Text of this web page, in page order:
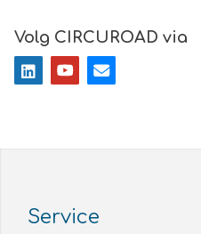
Volg CIRCUROAD via
Service